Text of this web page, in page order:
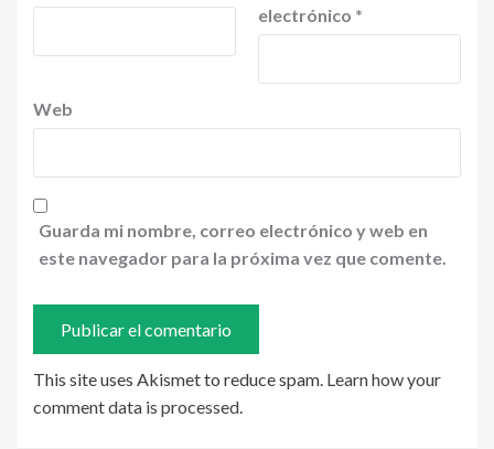
electrónico *
Web
Guarda mi nombre, correo electrónico y web en
este navegador para la próxima vez que comente.
This site uses Akismet to reduce spam. Learn how your
comment data is processed.